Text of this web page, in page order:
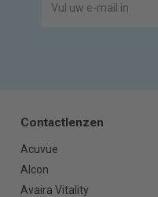
Contactlenzen
Acuvue
Alcon
Avaira Vitality